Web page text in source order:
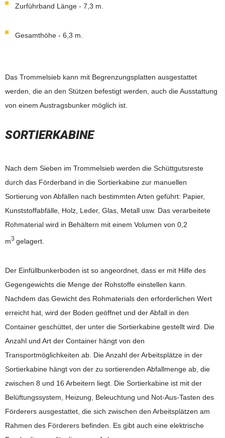
Zurführband Länge - 7,3 m.
Gesamthöhe - 6,3 m.
Das Trommelsieb kann mit Begrenzungsplatten ausgestattet
werden, die an den Stützen befestigt werden, auch die Ausstattung
von einem Austragsbunker möglich ist.
SORTIERKABINE
Nach dem Sieben im Trommelsieb werden die Schüttgutsreste
durch das Förderband in die Sortierkabine zur manuellen
Sortierung von Abfällen nach bestimmten Arten geführt: Papier,
Kunststoffabfälle, Holz, Leder, Glas, Metall usw. Das verarbeitete
Rohmaterial wird in Behältern mit einem Volumen von 0,2
m3 gelagert.
Der Einfüllbunkerboden ist so angeordnet, dass er mit Hilfe des
Gegengewichts die Menge der Rohstoffe einstellen kann.
Nachdem das Gewicht des Rohmaterials den erforderlichen Wert
erreicht hat, wird der Boden geöffnet und der Abfall in den
Container geschüttet, der unter die Sortierkabine gestellt wird. Die
Anzahl und Art der Container hängt von den
Transportmöglichkeiten ab. Die Anzahl der Arbeitsplätze in der
Sortierkabine hängt von der zu sortierenden Abfallmenge ab, die
zwischen 8 und 16 Arbeitern liegt. Die Sortierkabine ist mit der
Belüftungssystem, Heizung, Beleuchtung und Not-Aus-Tasten des
Förderers ausgestattet, die sich zwischen den Arbeitsplätzen am
Rahmen des Förderers befinden. Es gibt auch eine elektrische